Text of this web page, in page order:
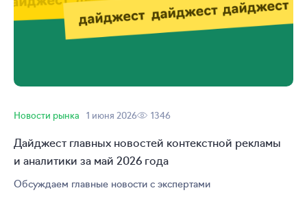
Новости рынка 1 июня 2026 1346
Дайджест главных новостей контекстной рекламы
и аналитики за май 2026 года
Обсуждаем главные новости с экспертами